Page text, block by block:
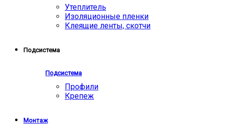
Утеплитель
Изоляционные пленки
Клеящие ленты, скотчи
Подсистема
Подсистема
Профили
Крепеж
Монтаж